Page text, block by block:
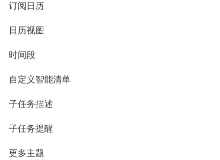
订阅日历
日历视图
时间段
自定义智能清单
子任务描述
子任务提醒
更多主题